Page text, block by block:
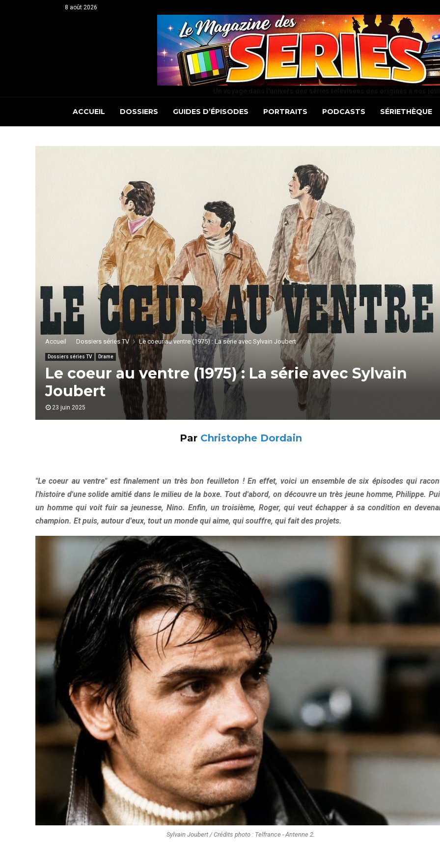
8 août 2026
ACCUEIL DOSSIERS GUIDES D’ÉPISODES PORTRAITS PODCASTS SÉRIETHÈQUE
Accueil Dossiers séries TV Le coeur au ventre (1975) : La série avec Sylvain Joubert
Dossiers séries TV Drame
Le coeur au ventre (1975) : La série avec Sylvain
Joubert
23 juin 2025
Par Christophe Dordain
"Le coeur au ventre" est finalement un très bon feuilleton ! En effet, voici un ensemble de six épisodes qui
l'histoire d'une solide amitié dans le milieu de la boxe. Tout d'abord, on découvre un très jeune homme, Philippe.
un homme qui voit fuir sa jeunesse, Nino. Enfin, un troisième, Roger, qui veut échapper à sa condition en
champion. Et puis, autour d'eux, tout un monde qui aime, qui souffre, qui fait des projets.
Sylvain Joubert / Crédits photo : Telfrance - Antenne 2.